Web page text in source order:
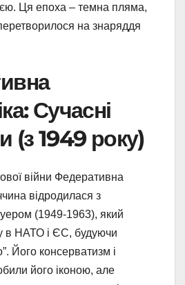
Ця епоха – темна пляма,
на знаряддя
Сучасні
(з 1949 року)
війни Федеративна
відродилася з
(1949-1963), який
в НАТО і ЄС, будуючи
Його консерватизм і
його іконою, але